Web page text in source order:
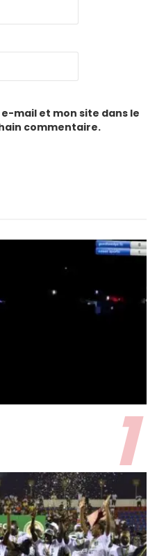
mail et mon site dans le
commentaire.